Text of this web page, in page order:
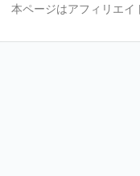
本ページはアフィリエ